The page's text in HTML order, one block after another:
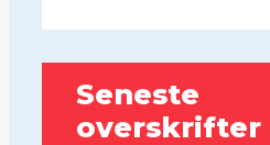
Seneste
overskrifter